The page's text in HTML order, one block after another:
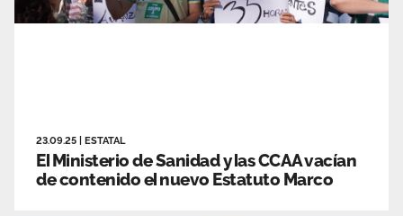
23.09.25 ESTATAL
El Ministerio de Sanidad y las CCAA vacían
de contenido el nuevo Estatuto Marco